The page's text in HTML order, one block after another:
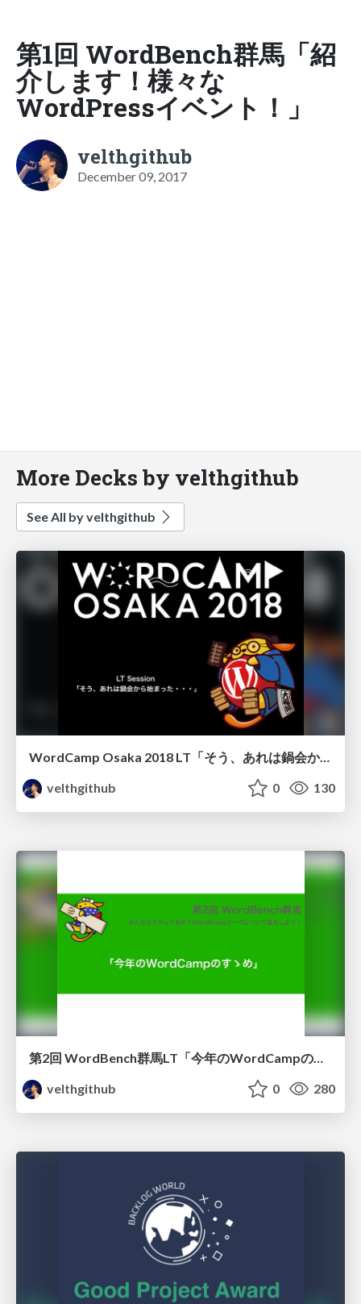
第1回 WordBench群馬「紹
介します！様々な
WordPressイベント！」
velthgithub
December 09, 2017
More Decks by velthgithub
See All by velthgithub
WordCamp Osaka 2018 LT「そう、あれは鍋会から始まった・・・」
velthgithub
0 130
velthgithub
0 280